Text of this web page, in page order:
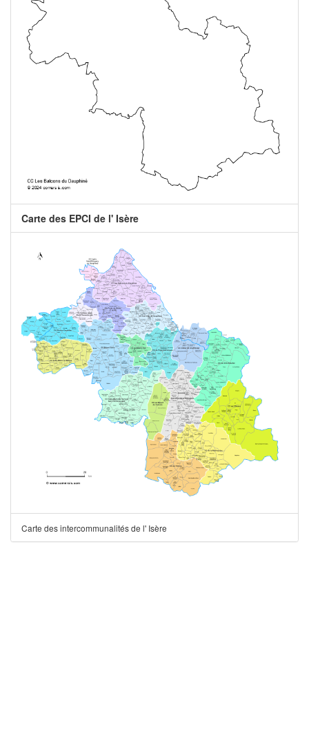
Carte des EPCI de l' Isère
Carte des intercommunalités de l' Isère